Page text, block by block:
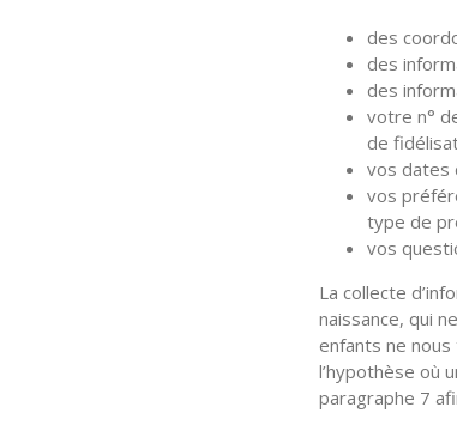
des
des
des
votre n°
de
vos dates
vos
type de
vos
La collecte
naissance, qui
enfants ne
l’hypothèse où
paragraphe 7